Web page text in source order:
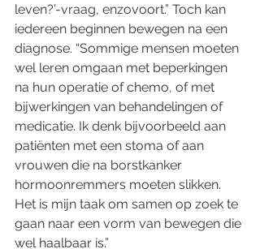
leven?’-vraag, enzovoort.” Toch kan
iedereen beginnen bewegen na een
diagnose. “Sommige mensen moeten
wel leren omgaan met beperkingen
na hun operatie of chemo, of met
bijwerkingen van behandelingen of
medicatie. Ik denk bijvoorbeeld aan
patiënten met een stoma of aan
vrouwen die na borstkanker
hormoonremmers moeten slikken.
Het is mijn taak om samen op zoek te
gaan naar een vorm van bewegen die
wel haalbaar is.”